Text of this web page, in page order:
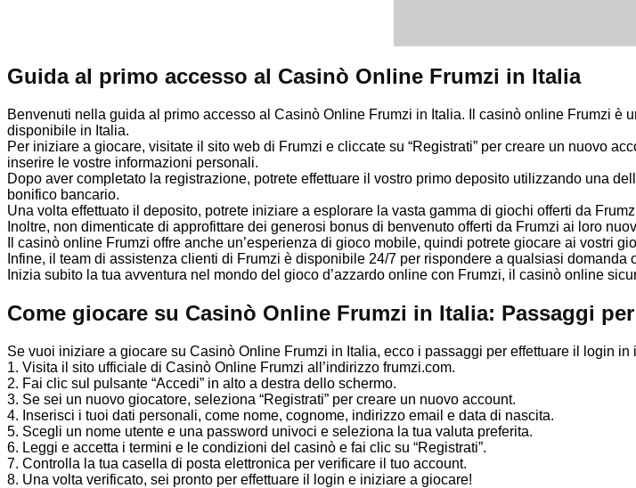
Guida al primo accesso al Casinò Online Frumzi in Italia
Benvenuti nella guida al primo accesso al Casinò Online Frumzi in Italia. Il casinò online Frumzi è
disponibile in Italia.
Per iniziare a giocare, visitate il sito web di Frumzi e cliccate su “Registrati” per creare un nuovo
inserire le vostre informazioni personali.
Dopo aver completato la registrazione, potrete effettuare il vostro primo deposito utilizzando una
bonifico bancario.
Una volta effettuato il deposito, potrete iniziare a esplorare la vasta gamma di giochi offerti da
Inoltre, non dimenticate di approfittare dei generosi bonus di benvenuto offerti da Frumzi ai loro
Il casinò online Frumzi offre anche un’esperienza di gioco mobile, quindi potrete giocare ai vostri
Infine, il team di assistenza clienti di Frumzi è disponibile 24/7 per rispondere a qualsiasi domanda
Inizia subito la tua avventura nel mondo del gioco d’azzardo online con Frumzi, il casinò online
Come giocare su Casinò Online Frumzi in Italia: Passaggi
Se vuoi iniziare a giocare su Casinò Online Frumzi in Italia, ecco i passaggi per effettuare il login in
1. Visita il sito ufficiale di Casinò Online Frumzi all’indirizzo frumzi.com.
2. Fai clic sul pulsante “Accedi” in alto a destra dello schermo.
3. Se sei un nuovo giocatore, seleziona “Registrati” per creare un nuovo account.
4. Inserisci i tuoi dati personali, come nome, cognome, indirizzo email e data di nascita.
5. Scegli un nome utente e una password univoci e seleziona la tua valuta preferita.
6. Leggi e accetta i termini e le condizioni del casinò e fai clic su “Registrati”.
7. Controlla la tua casella di posta elettronica per verificare il tuo account.
8. Una volta verificato, sei pronto per effettuare il login e iniziare a giocare!